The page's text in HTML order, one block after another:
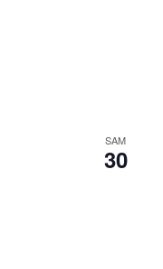
SAM
30